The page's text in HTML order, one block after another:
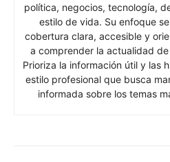
política, negocios, tecnología,
estilo de vida. Su enfoque
cobertura clara, accesible y
a comprender la actualidad
Prioriza la información útil y las
estilo profesional que busca
informada sobre los temas